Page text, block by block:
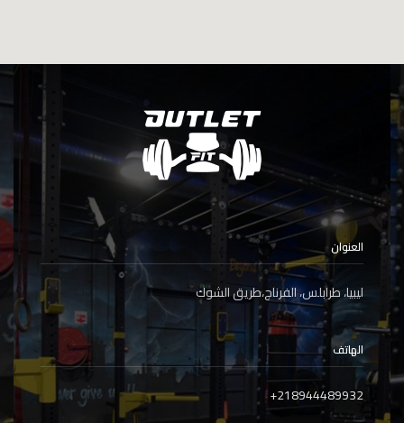
العنوان
ليبيا، طرابلس، الفرناج،طريق الشوك
الهاتف
218944489932
+